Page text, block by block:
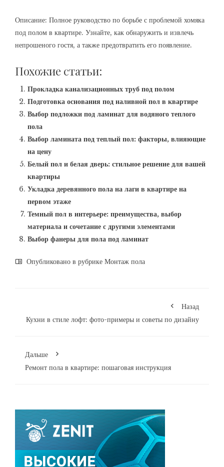
Описание: Полное руководство по борьбе с проблемой хомяка
под полом в квартире. Узнайте, как обнаружить и извлечь
непрошеного гостя, а также предотвратить его появление.
Похожие статьи:
Прокладка канализационных труб под полом
Подготовка основания под наливной пол в квартире
Выбор подложки под ламинат для водяного теплого
пола
Выбор ламината под теплый пол: факторы, влияющие
на цену
Белый пол и белая дверь: стильное решение для вашей
квартиры
Укладка деревянного пола на лаги в квартире на
первом этаже
Темный пол в интерьере: преимущества, выбор
материала и сочетание с другими элементами
Выбор фанеры для пола под ламинат
Опубликовано в рубрике Монтаж пола
Назад
Кухни в стиле лофт: фото-примеры и советы по дизайну
Дальше
Ремонт пола в квартире: пошаговая инструкция